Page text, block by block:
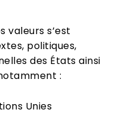
valeurs s’est
politiques,
des États ainsi
:
Unies